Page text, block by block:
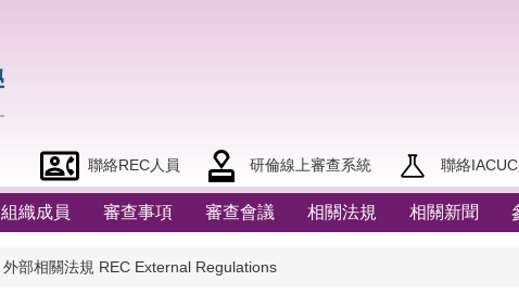
聯絡REC人員 研倫線上審查系統 聯絡
組織成員 審查事項 審查會議 相關法規 相關新聞
外部相關法規 REC External Regulations